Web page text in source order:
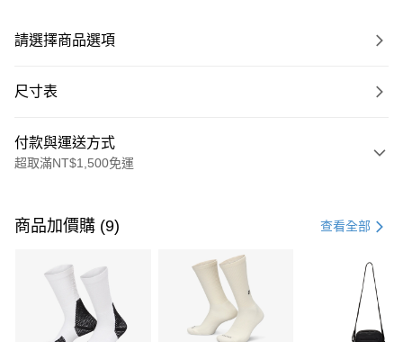
請選擇商品選項
尺寸表
付款與運送方式
超取滿NT$1,500免運
信用卡一次付款
3 期 0 利率 每期 21家銀行
合作金庫商業銀行
第一商業銀行
華南商業銀行
彰化商業銀行
商品加價購 (9) 查看全部